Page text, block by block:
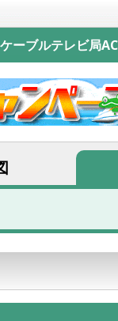
ーブルテレビ局